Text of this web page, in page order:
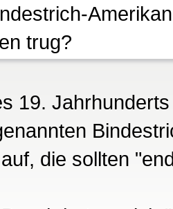
trug?
19.
die sollten